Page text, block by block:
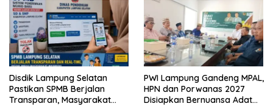
Disdik Lampung Selatan
Pastikan SPMB Berjalan
Transparan, Masyarakat
PWI Lampung Gandeng MPAL,
HPN dan Porwanas 2027
Disiapkan Bernuansa Adat